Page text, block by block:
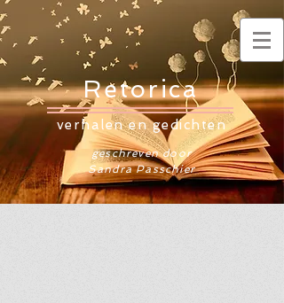
Retorica
verhalen en gedichten
geschreven door
Sandra Passchier